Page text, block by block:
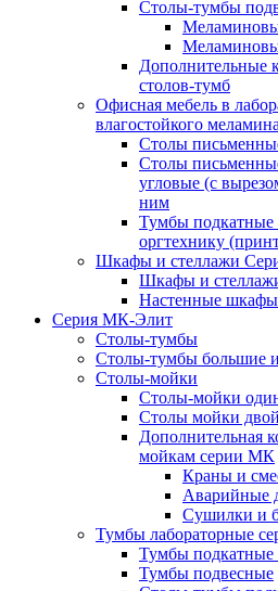
Столы-тумбы
Дополнительные
столов-тумб
Офисная мебель в
влагостойкого меламина
Столы
Столы
угловые (с
ним
Тумбы подкатные
оргтехнику
Шкафы и стеллажи
Шкафы и
Настенные шкафы
Серия МК-Элит
Столы-тумбы
Столы-тумбы большие
Столы-мойки
Столы-мойки
Столы мойки
Дополнительная
мойкам серии МК
Краны и
Аварийные
Сушилки и
Тумбы лабораторные
Тумбы
Тумбы подвесные